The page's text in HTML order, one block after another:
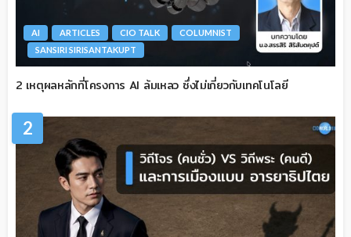
AI ARTICLES CIO TALK
COLUMNIST
SANSIRI SIRISANTAKUPT
2 เหตุผลหลักที่โครงการ AI ล้มเหลว ซึ่งไม่เกี่ยวกับเทคโนโลยี
2